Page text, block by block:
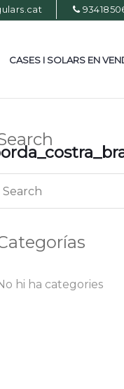
CASES I SOLARS EN
hi ha categories